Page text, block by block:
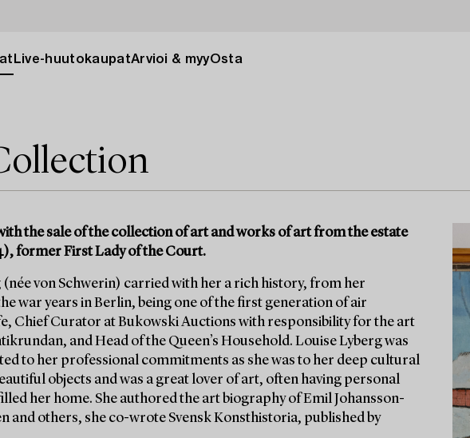
Live-huutokaupatArvioi & myyOsta
the sale of the collection of art and works of art from the estate
former First Lady of the Court.
von Schwerin) carried with her a rich history, from her
war years in Berlin, being one of the first generation of air
Chief Curator at Bukowski Auctions with responsibility for the art
and Head of the Queen’s Household. Louise Lyberg was
to her professional commitments as she was to her deep cultural
objects and was a great lover of art, often having personal
her home. She authored the art biography of Emil Johansson-
others, she co-wrote Svensk Konsthistoria, published by